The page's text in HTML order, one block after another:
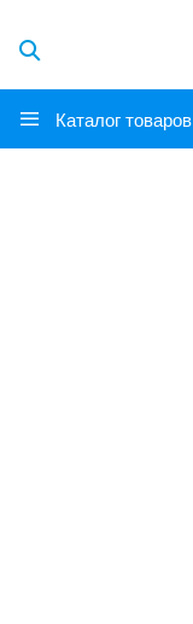
Каталог товаров